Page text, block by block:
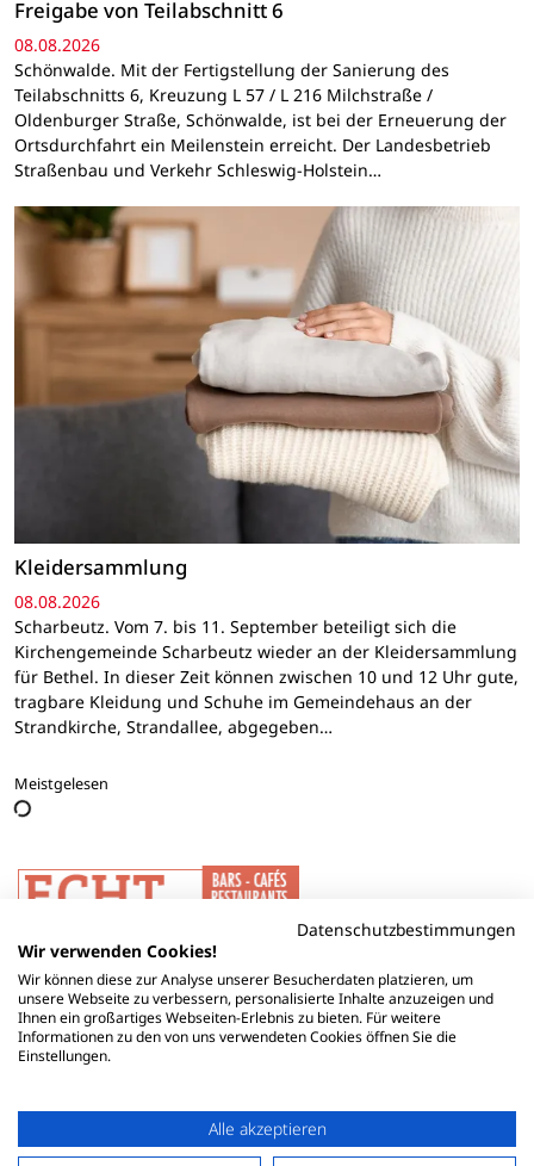
Freigabe von Teilabschnitt 6
08.08.2026
Schönwalde. Mit der Fertigstellung der Sanierung des
Teilabschnitts 6, Kreuzung L 57 / L 216 Milchstraße /
Oldenburger Straße, Schönwalde, ist bei der Erneuerung der
Ortsdurchfahrt ein Meilenstein erreicht. Der Landesbetrieb
Straßenbau und Verkehr Schleswig-Holstein…
Kleidersammlung
08.08.2026
Scharbeutz. Vom 7. bis 11. September beteiligt sich die
Kirchengemeinde Scharbeutz wieder an der Kleidersammlung
für Bethel. In dieser Zeit können zwischen 10 und 12 Uhr gute,
tragbare Kleidung und Schuhe im Gemeindehaus an der
Strandkirche, Strandallee, abgegeben…
Meistgelesen
Datenschutzbestimmungen
Wir verwenden Cookies!
Wir können diese zur Analyse unserer Besucherdaten platzieren, um
unsere Webseite zu verbessern, personalisierte Inhalte anzuzeigen und
Ihnen ein großartiges Webseiten-Erlebnis zu bieten. Für weitere
Informationen zu den von uns verwendeten Cookies öffnen Sie die
Einstellungen.
Alle akzeptieren